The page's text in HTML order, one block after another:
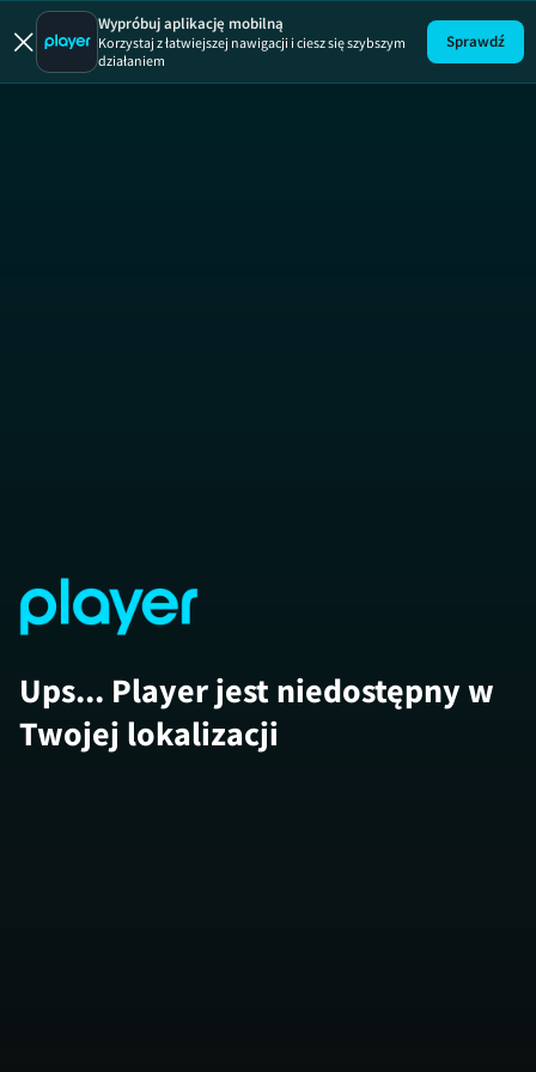
Stań i mów
Wypróbuj aplikację mobilną
Korzystaj z łatwiejszej nawigacji i ciesz się szybszym
działaniem
Sprawdź
Ups... Player jest niedostępny w
Twojej lokalizacji